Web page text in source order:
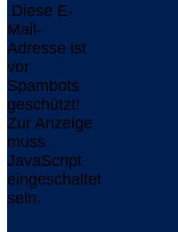
Diese E-
Mail-
Adresse ist
vor
Spambots
geschützt!
Zur Anzeige
muss
JavaScript
eingeschaltet
sein.